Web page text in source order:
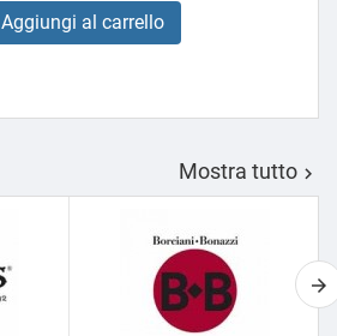
Aggiungi al carrello
Mostra tutto 